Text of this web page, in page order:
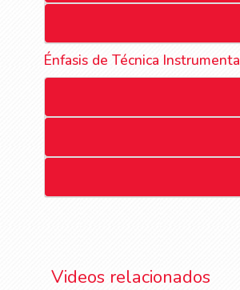
Énfasis de Técnica
Videos relacionados